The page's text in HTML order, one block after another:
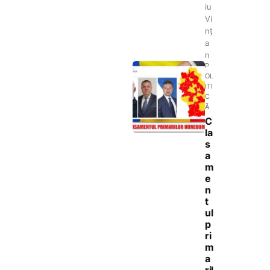
iu
Vi
nț
a
n
P
OL
ITI
C
Ă
C
la
s
a
m
e
n
t
ul
p
ri
m
a